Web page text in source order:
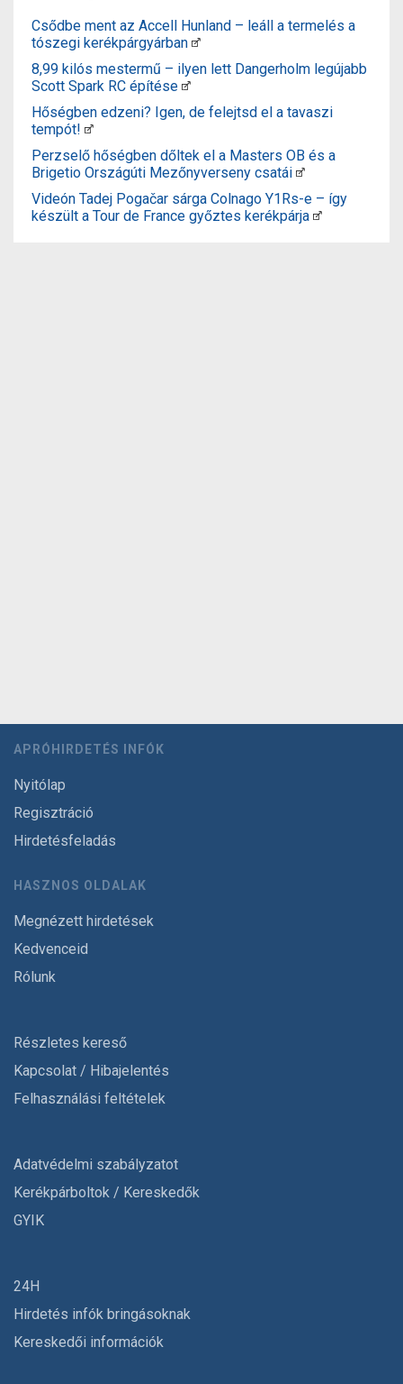
Csődbe ment az Accell Hunland – leáll a termelés a
tószegi kerékpárgyárban
8,99 kilós mestermű – ilyen lett Dangerholm legújabb
Scott Spark RC építése
Hőségben edzeni? Igen, de felejtsd el a tavaszi
tempót!
Perzselő hőségben dőltek el a Masters OB és a
Brigetio Országúti Mezőnyverseny csatái
Videón Tadej Pogačar sárga Colnago Y1Rs-e – így
készült a Tour de France győztes kerékpárja
APRÓHIRDETÉS INFÓK
Nyitólap
Regisztráció
Hirdetésfeladás
HASZNOS OLDALAK
Megnézett hirdetések
Kedvenceid
Rólunk
Részletes kereső
Kapcsolat / Hibajelentés
Felhasználási feltételek
Adatvédelmi szabályzatot
Kerékpárboltok / Kereskedők
GYIK
24H
Hirdetés infók bringásoknak
Kereskedői információk